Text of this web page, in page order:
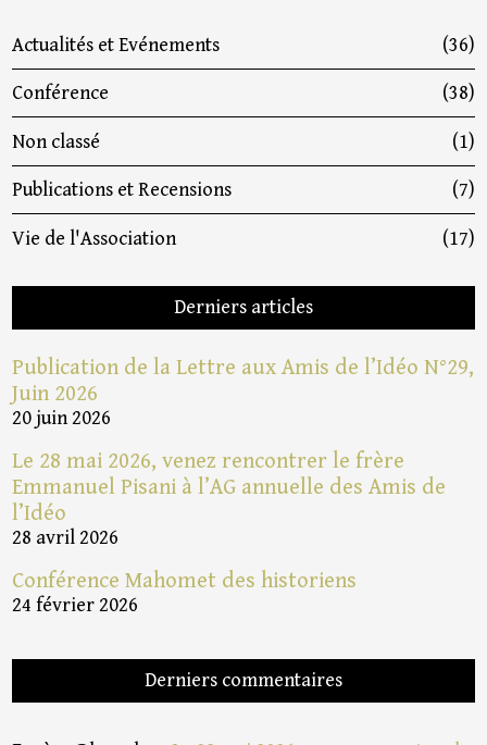
Actualités et Evénements (36)
Conférence (38)
Non classé (1)
Publications et Recensions (7)
Vie de l'Association (17)
Derniers articles
Publication de la Lettre aux Amis de l’Idéo N°29,
Juin 2026
20 juin 2026
Le 28 mai 2026, venez rencontrer le frère
Emmanuel Pisani à l’AG annuelle des Amis de
l’Idéo
28 avril 2026
Conférence Mahomet des historiens
24 février 2026
Derniers commentaires